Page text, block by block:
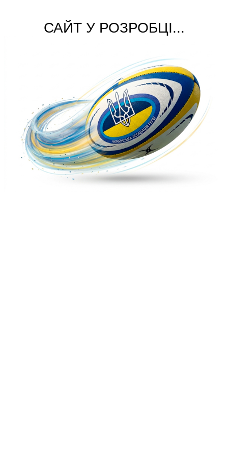
САЙТ У РОЗРОБЦІ...